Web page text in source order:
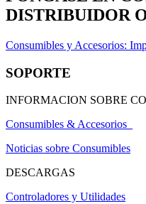
DISTRIBUIDOR
Consumibles y Accesorios:
SOPORTE
INFORMACION SOBRE
Consumibles & Accesorios
Noticias sobre Consumibles
DESCARGAS
Controladores y Utilidades